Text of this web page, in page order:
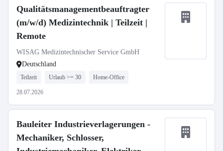
Qualitätsmanagementbeauftragter
(m/w/d) Medizintechnik | Teilzeit |
Remote
WISAG Medizintechnischer Service GmbH
Deutschland
Teilzeit Urlaub >= 30 Home-Office
28.07.2026
Bauleiter Industrieverlagerungen -
Mechaniker, Schlosser,